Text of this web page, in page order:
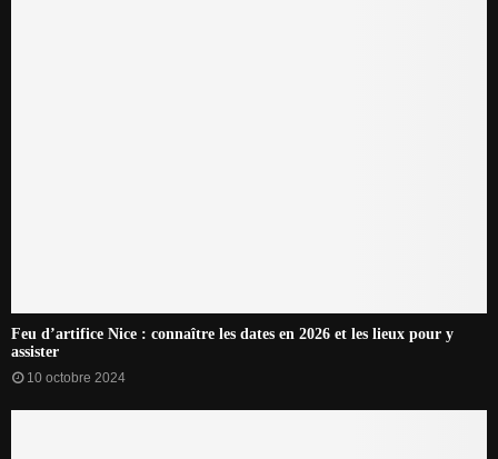
Feu d’artifice Nice : connaître les dates en 2026 et les lieux pour y
assister
10 octobre 2024